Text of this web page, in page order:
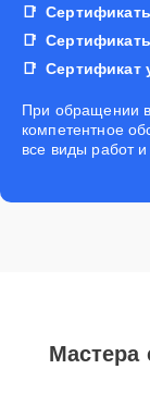
Сертификат
При обращении
компетентное
все виды работ
Мастера